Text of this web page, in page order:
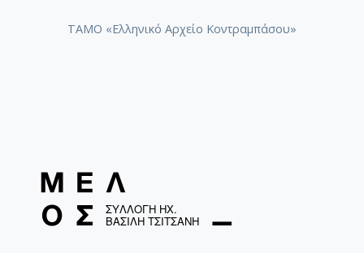
ΤΑΜΟ «Ελληνικό Αρχείο Κοντραμπάσου»